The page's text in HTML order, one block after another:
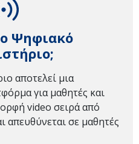
Ψηφιακό
αποτελεί μια
για μαθητές και
video σειρά από
απευθύνεται σε μαθητές